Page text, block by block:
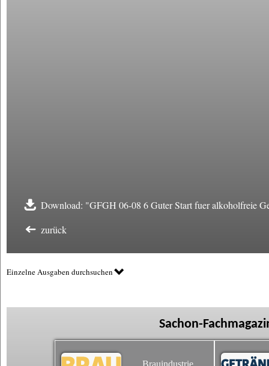
Download: "GFGH 06-08 6 Guter Start fuer alkoholfreie
zurück
Einzelne Ausgaben durchsuchen
Sachon-
Brauindustrie